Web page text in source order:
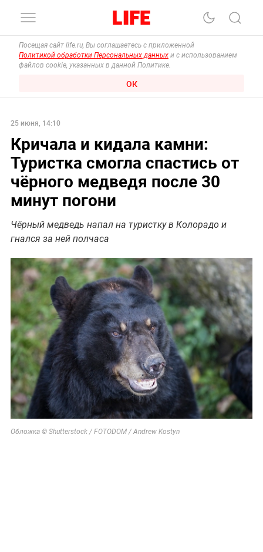
Посещая сайт life.ru, Вы соглашаетесь с приложенной
Политикой обработки Персональных данных и с использованием
файлов cookie, указанных в данной Политике.
ОК
25 июня, 14:10
Кричала и кидала камни:
Туристка смогла спастись от
чёрного медведя после 30
минут погони
Чёрный медведь напал на туристку в Колорадо и
гнался за ней полчаса
Обложка © Shutterstock / FOTODOM / Andrew Kostyn